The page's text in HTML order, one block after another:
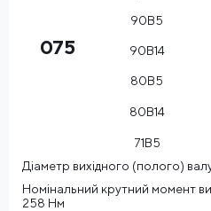
075
90B5
90B14
80B5
80B14
71B5
Діаметр вихідного (полого)
Номінальний крутний момент
258 Нм